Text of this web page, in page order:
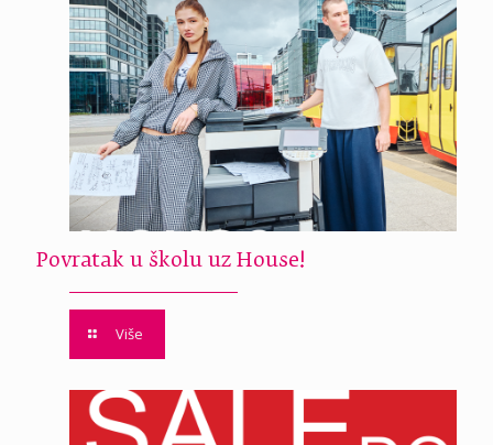
Povratak u školu uz House!
Više